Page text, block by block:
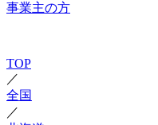
事業主の方
TOP
／
全国
／